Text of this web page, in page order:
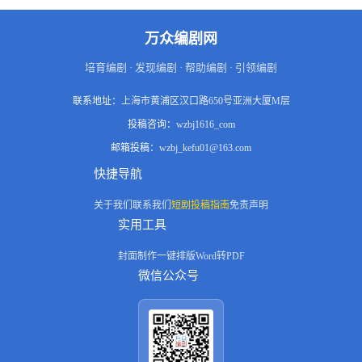
万众编剧网
培育编剧 · 发现编剧 · 帮助编剧 · 引领编剧
联系地址： 上海市黄浦区汉口路650号亚洲大厦M层
投稿咨询： wzbj1616_com
邮箱投稿： wzbj_kefu01@163.com
快捷导航
关于我们 联系我们 短剧投稿指南免责声明
实用工具
封面制作一键排版Word转PDF
微信公众号